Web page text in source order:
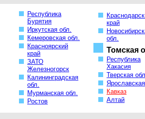
Республика
Бурятия
Иркутская обл.
Кемеровская обл.
Красноярский
край
ЗАТО
Железногорск
Калининградская
обл.
Мурманская обл.
Ростов
край
обл.
Томская
Республика
Хакасия
Тверская
Кавказ
Алтай